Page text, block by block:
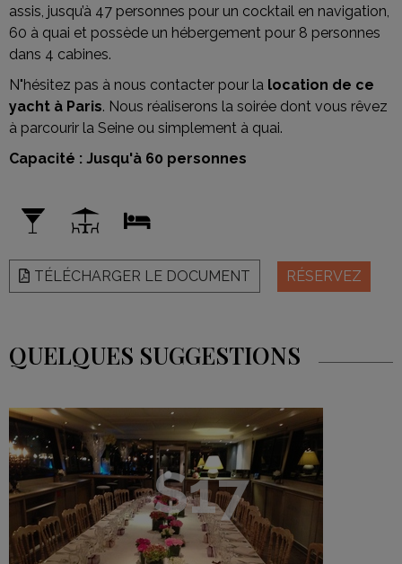
assis, jusqu’à 47 personnes pour un cocktail en navigation,
60 à quai et possède un hébergement pour 8 personnes
dans 4 cabines.
N"hésitez pas à nous contacter pour la location de ce
yacht à Paris. Nous réaliserons la soirée dont vous rêvez
à parcourir la Seine ou simplement à quai.
Capacité : Jusqu'à 60 personnes
TÉLÉCHARGER LE DOCUMENT RÉSERVEZ
QUELQUES SUGGESTIONS
S17